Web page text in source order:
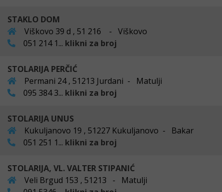
STAKLO DOM
Viškovo 39 d , 51 216 - Viškovo
051 214 1... klikni za broj
STOLARIJA PERČIĆ
Permani 24 , 51213 Jurdani - Matulji
095 384 3... klikni za broj
STOLARIJA UNUS
Kukuljanovo 19 , 51227 Kukuljanovo - Bakar
051 251 1... klikni za broj
STOLARIJA, VL. VALTER STIPANIĆ
Veli Brgud 153 , 51213 - Matulji